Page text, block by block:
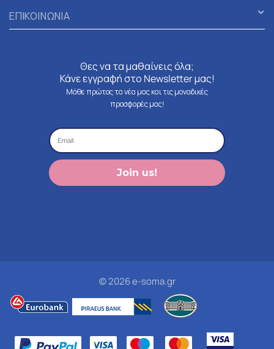
ΕΠΙΚΟΙΝΩΝΙΑ
Θες να τα μαθαίνεις όλα;
Κάνε εγγραφή στο Newsletter μας!
Μάθε πρώτος τα νέα μας και τις μοναδικές
προσφορές μας!
Join us!
© 2026 e-soma.gr